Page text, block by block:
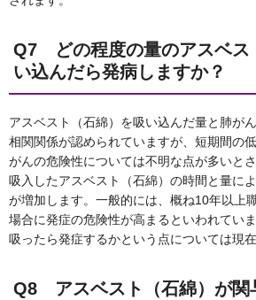
Q7 どの程度の量のアスベス
い込んだら発病しますか？
アスベスト（石綿）を吸い込んだ量と肺が
相関関係が認められていますが、短期間の
がんの危険性については不明な点が多いとさ
吸入したアスベスト（石綿）の時間と量に
が増加します。一般的には、概ね10年以上
場合に発症の危険性が高まるといわれてい
吸ったら発症するかという点については現在
Q8 アスベスト（石綿）が関